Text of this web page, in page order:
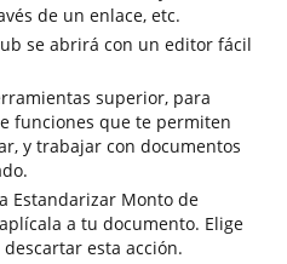
de un enlace, etc.
se abrirá con un editor fácil
superior, para
funciones que te permiten
y trabajar con documentos
Estandarizar Monto de
a tu documento. Elige
esta acción.